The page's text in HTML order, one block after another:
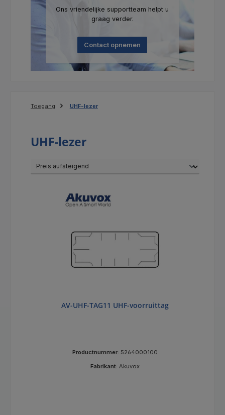
Ons vriendelijke supportteam helpt u
graag verder.
Contact opnemen
Toegang UHF-lezer
UHF-lezer
AV-UHF-TAG11 UHF-voorruittag
Productnummer: 5264000100
Fabrikant: Akuvox